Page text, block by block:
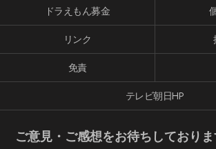
ドラえもん募金
リンク
免責
テレビ朝日HP
ご意見・ご感想をお待ちしており